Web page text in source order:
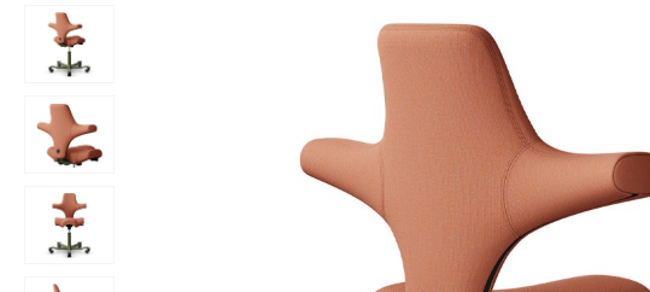
Bildergalerie überspringen